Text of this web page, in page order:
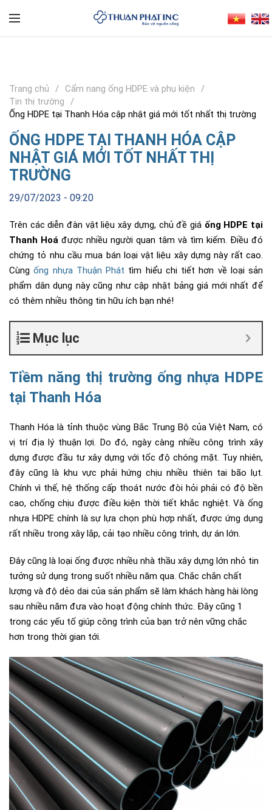
Trang chủ
Cẩm nang ống HDPE và phụ kiện
Tin thị trường
Ống HDPE tại Thanh Hóa cập nhật giá mới tốt nhất thị trường
ỐNG HDPE TẠI THANH HÓA CẬP
NHẬT GIÁ MỚI TỐT NHẤT THỊ
TRƯỜNG
29/07/2023 - 09:20
Trên các diễn đàn vật liệu xây dựng, chủ đề giá ống HDPE tại
Thanh Hoá được nhiều người quan tâm và tìm kiếm. Điều đó
chứng tỏ nhu cầu mua bán loại vật liệu xây dựng này rất cao.
Cùngống nhựa Thuận Phát tìm hiểu chi tiết hơn về loại sản
phẩm dân dụng này cũng như cập nhật bảng giá mới nhất để
có thêm nhiều thông tin hữu ích bạn nhé!
Mục lục
Tiềm năng thị trường ống nhựa HDPE
tại Thanh Hóa
Thanh Hóa là tỉnh thuộc vùng Bắc Trung Bộ của Việt Nam, có
vị trí địa lý thuận lợi. Do đó, ngày càng nhiều công trình xây
dựng được đầu tư xây dựng với tốc độ chóng mặt. Tuy nhiên,
đây cũng là khu vực phải hứng chịu nhiều thiên tai bão lụt.
Chính vì thế, hệ thống cấp thoát nước đòi hỏi phải có độ bền
cao, chống chịu được điều kiện thời tiết khắc nghiệt. Và ống
nhựa HDPE chính là sự lựa chọn phù hợp nhất, được ứng dụng
rất nhiều trong xây lắp, cải tạo nhiều công trình, dự án lớn.
Đây cũng là loại ống được nhiều nhà thầu xây dựng lớn nhỏ tin
tưởng sử dụng trong suốt nhiều năm qua. Chắc chắn chất
lượng và độ dẻo dai của sản phẩm sẽ làm khách hàng hài lòng
sau nhiều năm đưa vào hoạt động chính thức. Đây cũng 1
trong các yếu tố giúp công trình của bạn trở nên vững chắc
hơn trong thời gian tới.